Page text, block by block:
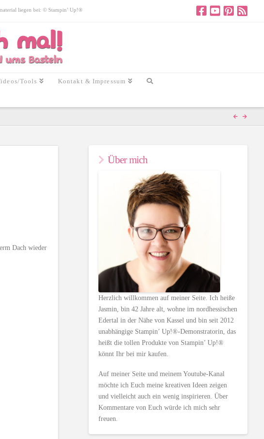
liegen bei: © Stampin’ Up!®
Tools Kontakt & Impressum
Dach wieder
Über mich
Herzlich willkommen auf meiner Seite. Ich heiße
Jasmin, bin 42 Jahre alt, wohne im nordhessischen
Edertal in der Nähe von Kassel und bin seit 2012
unabhängige Stampin’ Up!®-Demonstratorin, das
heißt die tollen Produkte von Stampin’ Up!®
könnt Ihr bei mir kaufen.
Auf meiner Seite und meinem Youtube-Kanal
möchte ich Euch meine kreativen Ideen zeigen
und vielleicht auch ein wenig inspirieren. Über
Kommentare von Euch würde ich mich sehr
freuen.